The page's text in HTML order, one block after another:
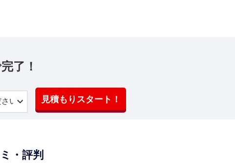
了！
見積もりスタート！
・評判